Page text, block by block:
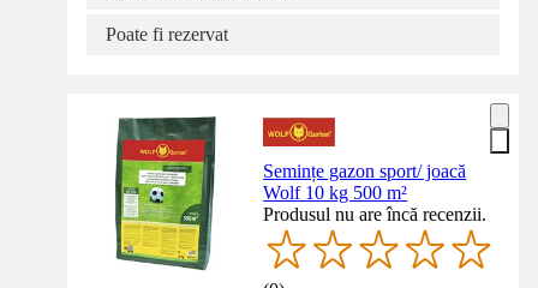
Poate fi rezervat
Semințe gazon sport/ joacă
Wolf 10 kg 500 m²
Produsul nu are încă recenzii.